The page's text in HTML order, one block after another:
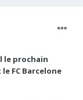
le prochain
FC Barcelone